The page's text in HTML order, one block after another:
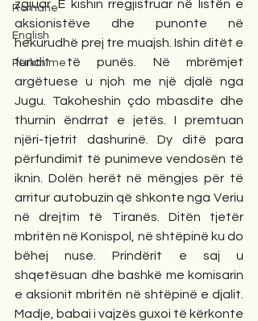
Romane
English
Përkthime
zgjuar. E kishin rregjistruar në listën e
aksionistëve dhe punonte në
hekurudhë prej tre muajsh. Ishin ditët e
fundit të punës. Në mbrëmjet
argëtuese u njoh me një djalë nga
Jugu. Takoheshin çdo mbasdite dhe
thurnin ëndrrat e jetës. I premtuan
njëri-tjetrit dashurinë. Dy ditë para
përfundimit të punimeve vendosën të
iknin. Dolën herët në mëngjes për të
arritur autobuzin që shkonte nga Veriu
në drejtim të Tiranës. Ditën tjetër
mbritën në Konispol, në shtëpinë ku do
bëhej nuse. Prindërit e saj u
shqetësuan dhe bashkë me komisarin
e aksionit mbritën në shtëpinë e djalit.
Madje, babai i vajzës guxoi të kërkonte